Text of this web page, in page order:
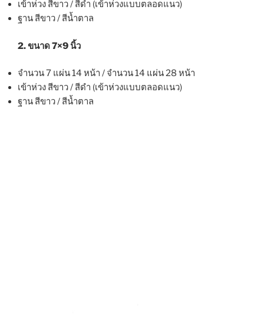
เข้าห่วง สีขาว / สีดำ (เข้าห่วงแบบตลอดแนว)
ฐาน สีขาว / สีน้ำตาล
2. ขนาด 7×9 นิ้ว
จำนวน 7 แผ่น 14 หน้า / จำนวน 14 แผ่น 28 หน้า
เข้าห่วง สีขาว / สีดำ (เข้าห่วงแบบตลอดแนว)
ฐาน สีขาว / สีน้ำตาล